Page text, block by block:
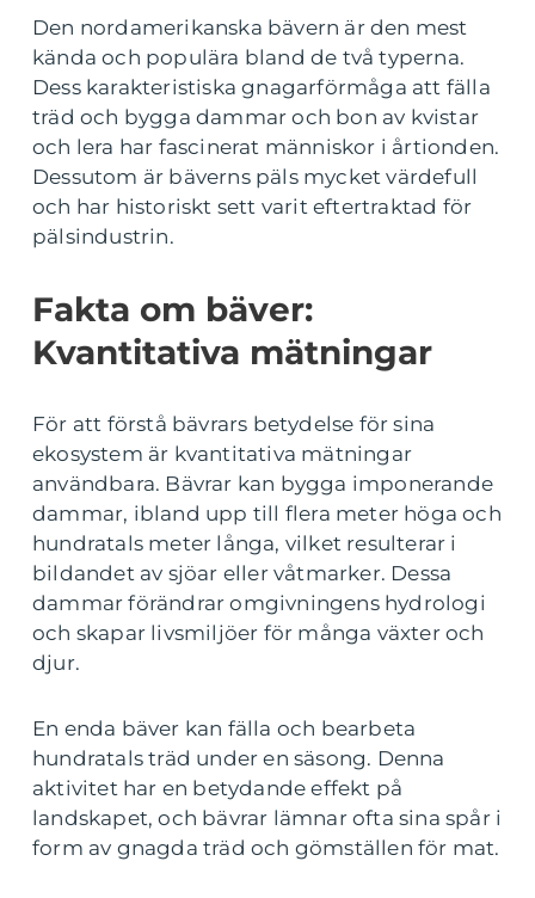
Den nordamerikanska bävern är den mest
kända och populära bland de två typerna.
Dess karakteristiska gnagarförmåga att fälla
träd och bygga dammar och bon av kvistar
och lera har fascinerat människor i årtionden.
Dessutom är bäverns päls mycket värdefull
och har historiskt sett varit eftertraktad för
pälsindustrin.
Fakta om bäver:
Kvantitativa mätningar
För att förstå bävrars betydelse för sina
ekosystem är kvantitativa mätningar
användbara. Bävrar kan bygga imponerande
dammar, ibland upp till flera meter höga och
hundratals meter långa, vilket resulterar i
bildandet av sjöar eller våtmarker. Dessa
dammar förändrar omgivningens hydrologi
och skapar livsmiljöer för många växter och
djur.
En enda bäver kan fälla och bearbeta
hundratals träd under en säsong. Denna
aktivitet har en betydande effekt på
landskapet, och bävrar lämnar ofta sina spår i
form av gnagda träd och gömställen för mat.